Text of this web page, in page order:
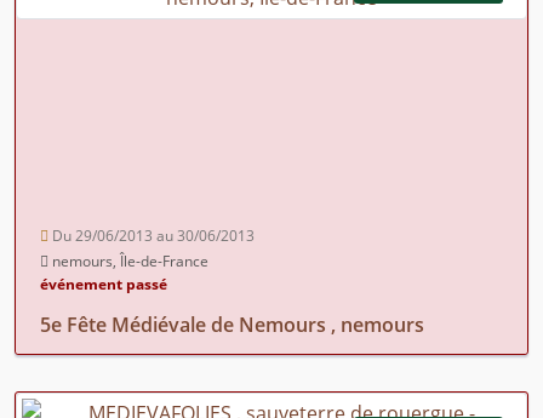
Du 29/06/2013 au 30/06/2013
nemours, Île-de-France
événement passé
5e Fête Médiévale de Nemours , nemours